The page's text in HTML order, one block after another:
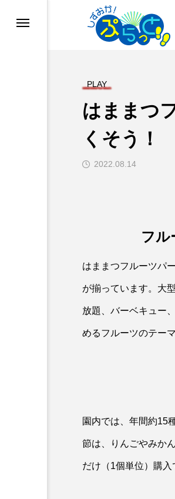
PLAY
はままつ
くそう！
2022.08.14
フル
はままつフルーツパ
が揃っています。大
放題、バーベキュー
めるフルーツのテー
園内では、年間約15
節は、りんごやみか
だけ（1個単位）購入